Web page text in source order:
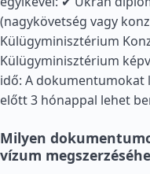
(nagykövetség vagy
Külügyminisztérium
Külügyminisztérium
idő: A dokumentumokat
előtt 3 hónappal lehet
Milyen
vízum